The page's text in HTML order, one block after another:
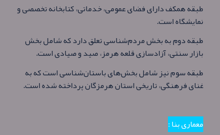
طبقه همکف دارای فضای عمومی، خدماتی، کتابخانه تخصصی و
نمایشگاه‌ است.
طبقه دوم به بخش مردم‌شناسی تعلق دارد که شامل بخش
بازار سنتی، آزادسازی قلعه هرمز، صید و صیادی است.
طبقه سوم نیز شامل بخش‌های باستان‌شناسی است که به
غنای فرهنگی، تاریخی استان هرمزگان پرداخته شده‌ است.
معماری بنا :